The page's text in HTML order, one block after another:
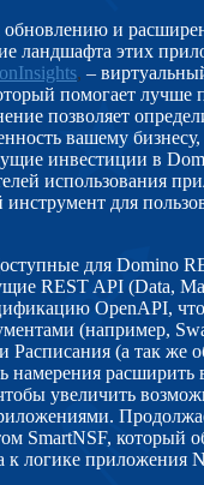
и
ландшафта этих
, –
помогает лучше
позволяет
вашему бизнесу,
инвестиции в
использования
для
для Domino
REST API (Data,
OpenAPI,
(например,
(а так же
намерения расширить
увеличить
SmartNSF, который
к логике приложения